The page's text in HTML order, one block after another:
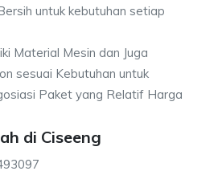
untuk kebutuhan setiap
Material Mesin dan Juga
sesuai Kebutuhan untuk
Paket yang Relatif Harga
di Ciseeng